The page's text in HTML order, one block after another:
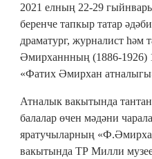
2021 елның 22-29
беренче тапкыр татар
драматург, журналист һәм
Әмирханнның (1886-1926)
«Фатих Әмирхан
Атналык вакытында
балалар өчен мәдәни
яратучыларның
вакытында ТР Милли